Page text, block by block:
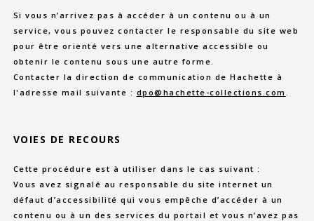
Si vous n’arrivez pas à accéder à un contenu ou à un
service, vous pouvez contacter le responsable du site web
pour être orienté vers une alternative accessible ou
obtenir le contenu sous une autre forme.
Contacter la direction de communication de Hachette à
l'adresse mail suivante : dpo@hachette-collections.com .
VOIES DE RECOURS
Cette procédure est à utiliser dans le cas suivant :
Vous avez signalé au responsable du site internet un
défaut d’accessibilité qui vous empêche d’accéder à un
contenu ou à un des services du portail et vous n’avez pas